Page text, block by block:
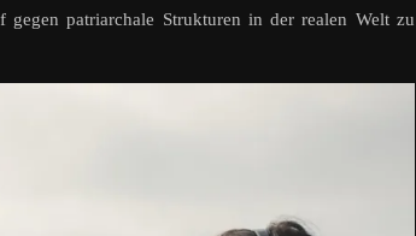
patriarchale Strukturen in der realen Welt zu